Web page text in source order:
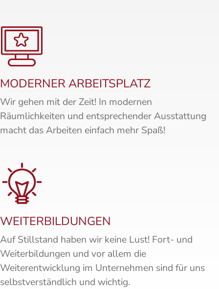
MODERNER ARBEITSPLATZ
Wir gehen mit der Zeit! In modernen
Räumlichkeiten und entsprechender Ausstattung
macht das Arbeiten einfach mehr Spaß!
WEITERBILDUNGEN
Auf Stillstand haben wir keine Lust! Fort- und
Weiterbildungen und vor allem die
Weiterentwicklung im Unternehmen sind für uns
selbstverständlich und wichtig.